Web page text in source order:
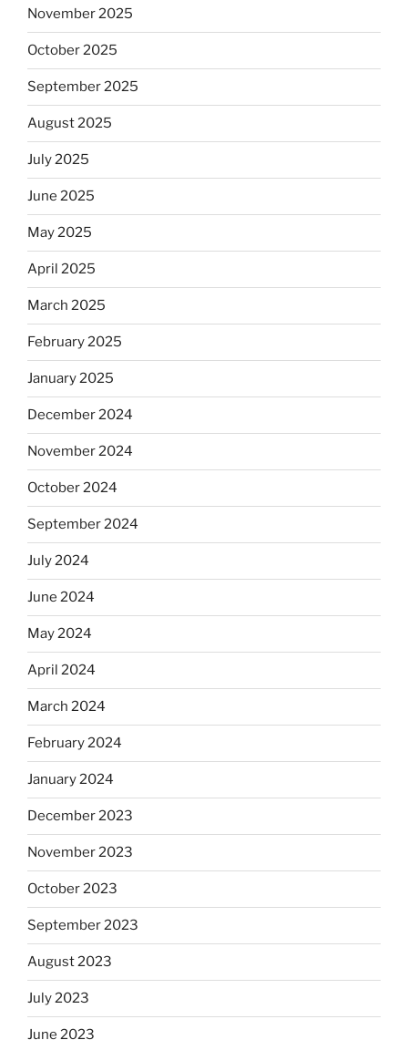
November 2025
October 2025
September 2025
August 2025
July 2025
June 2025
May 2025
April 2025
March 2025
February 2025
January 2025
December 2024
November 2024
October 2024
September 2024
July 2024
June 2024
May 2024
April 2024
March 2024
February 2024
January 2024
December 2023
November 2023
October 2023
September 2023
August 2023
July 2023
June 2023